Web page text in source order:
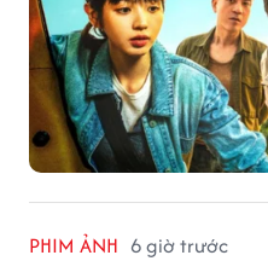
PHIM ẢNH 6 giờ trước